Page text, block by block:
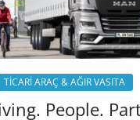
TİCARİ ARAÇ & AĞIR VASITA
People.